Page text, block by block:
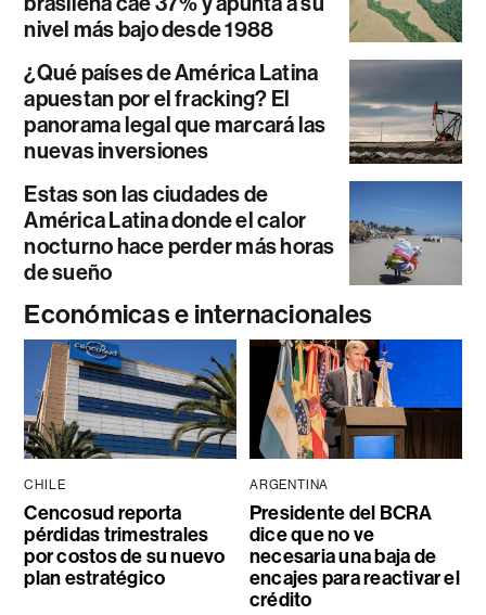
nivel más bajo desde 1988
¿Qué países de América Latina
apuestan por el fracking? El
panorama legal que marcará las
nuevas inversiones
Estas son las ciudades de
América Latina donde el calor
nocturno hace perder más horas
de sueño
Económicas e internacionales
CHILE
Cencosud reporta
pérdidas trimestrales
por costos de su nuevo
plan estratégico
ARGENTINA
Presidente del BCRA
dice que no ve
necesaria una baja de
encajes para reactivar el
crédito